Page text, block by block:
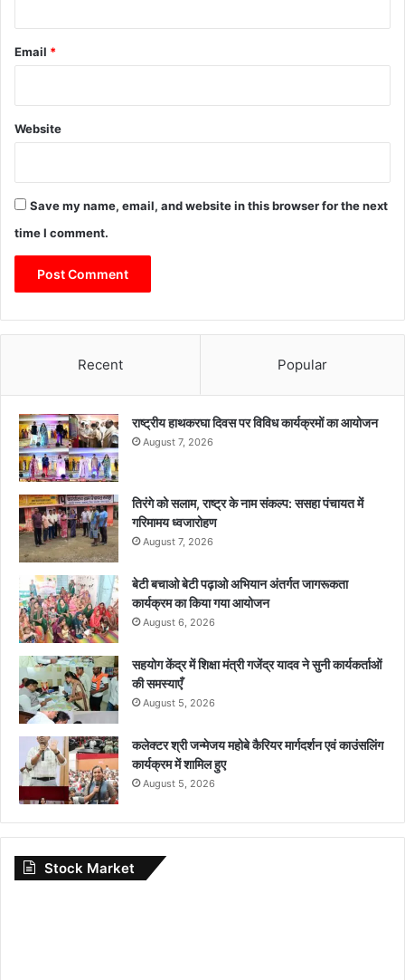
लि
स
की
रि
त
का
वा
ही
Email *
Website
Save my name, email, and website in this browser for the next
time I comment.
Recent Popular
राष्ट्रीय हाथकरघा दिवस पर विविध कार्यक्रमों का आयोजन
August 7, 2026
तिरंगे को सलाम, राष्ट्र के नाम संकल्प: ससहा पंचायत में
गरिमामय ध्वजारोहण
August 7, 2026
बेटी बचाओ बेटी पढ़ाओ अभियान अंतर्गत जागरूकता
कार्यक्रम का किया गया आयोजन
August 6, 2026
सहयोग केंद्र में शिक्षा मंत्री गजेंद्र यादव ने सुनी कार्यकर्ताओं
की समस्याएँ
August 5, 2026
कलेक्टर श्री जन्मेजय महोबे कैरियर मार्गदर्शन एवं काउंसलिंग
कार्यक्रम में शामिल हुए
August 5, 2026
Stock Market